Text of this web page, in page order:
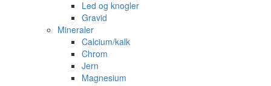
Led og knogler
Gravid
Mineraler
Calcium/kalk
Chrom
Jern
Magnesium